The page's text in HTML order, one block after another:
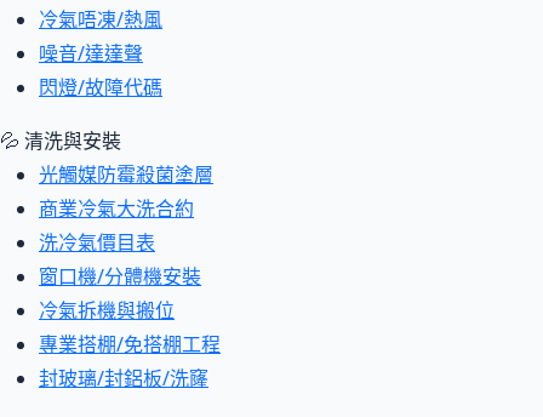
冷氣唔凍/熱風
噪音/達達聲
閃燈/故障代碼
💦 清洗與安裝
光觸媒防霉殺菌塗層
商業冷氣大洗合約
洗冷氣價目表
窗口機/分體機安裝
冷氣拆機與搬位
專業搭棚/免搭棚工程
封玻璃/封鋁板/洗窿